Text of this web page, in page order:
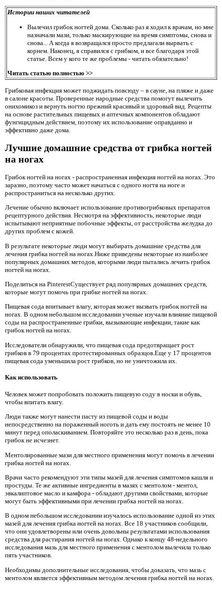
Истории наших читателей
Вылечил грибок ногтей дома. Сколько раз я ходил к врачам, но мне
назначали мази, только маскирующие на время симптомы, снова и
снова... А когда я возвращался просто предлагали вырвать с
корнем. Наконец, я справился с грибком, и все благодаря этой
статье. Всем у кого те же проблемы - читать обязательно!
Читать статью полностью >>
Грибковая инфекция может поджидать повсюду – в сауне, на пляже и даже
в салоне красоты. Проверенные народные средства помогут вылечить
онихомикоз и вернуть ногтю прежний красивый и здоровый вид. Рецепты
на основе растительных пищевых и аптечных компонентов обладают
фунгицидным действием, поэтому их использование оправданно и
эффективно даже дома.
Лучшие домашние средства от грибка ногтей
на ногах
Грибок ногтей на ногах - распространенная инфекция ногтей на ногах. Это
заразно, поэтому часто может начаться с одного ногтя на ноге и
распространиться на несколько других.
Лечение обычно включает использование противогрибковых препаратов
рецептурного действия. Несмотря на эффективность, некоторые люди
испытывают неприятные побочные эффекты, от расстройства желудка до
других проблем с кожей.
В результате некоторые люди могут выбирать домашние средства для
лечения грибка ногтей на ногах.Ниже приведены некоторые из наиболее
популярных домашних методов, которыми люди пытались лечить грибок
ногтей на ногах.
Поделиться на PinterestСуществует ряд популярных домашних средств,
которые могут помочь при грибке ногтей на ногах.
Пищевая сода впитывает влагу, которая может вызвать грибок ногтей на
ногах. В одном небольшом исследовании ученые изучали влияние пищевой
соды на распространенные грибки, вызывающие инфекции, такие как
грибок ногтей на ногах.
Исследователи обнаружили, что пищевая сода предотвращает рост
грибков в 79 процентах протестированных образцов.Еще у 17 процентов
пищевая сода уменьшила рост грибков, но не уничтожила их.
Как использовать
Человек может попробовать положить пищевую соду в носки и обувь,
чтобы впитать влагу.
Люди также могут нанести пасту из пищевой соды и воды
непосредственно на пораженный ноготь и дать ему постоять не менее 10
минут перед ополаскиванием. Повторяйте это несколько раз в день, пока
грибок не исчезнет.
Ментолированные мази для местного применения могут помочь в лечении
грибка ногтей на ногах.
Врачи часто рекомендуют эти типы мазей для лечения симптомов кашля и
простуды. Те же активные ингредиенты в мазях с ментолом - ментол,
эвкалиптовое масло и камфора - обладают другими свойствами, которые
могут быть эффективными при лечении грибка ногтей на ногах.
В одном небольшом исследовании изучалось использование одной из этих
мазей для лечения грибка ногтей на ногах. Все 18 участников сообщили,
что они удовлетворены или очень довольны результатами использования
средства для растирания ногтей на ногах. Однако к концу 48-недельного
исследования мазь для местного применения с ментолом вылечила только
пять участников.
Необходимы дополнительные исследования, чтобы доказать, что мазь с
ментолом является эффективным методом лечения грибка ногтей на ногах.